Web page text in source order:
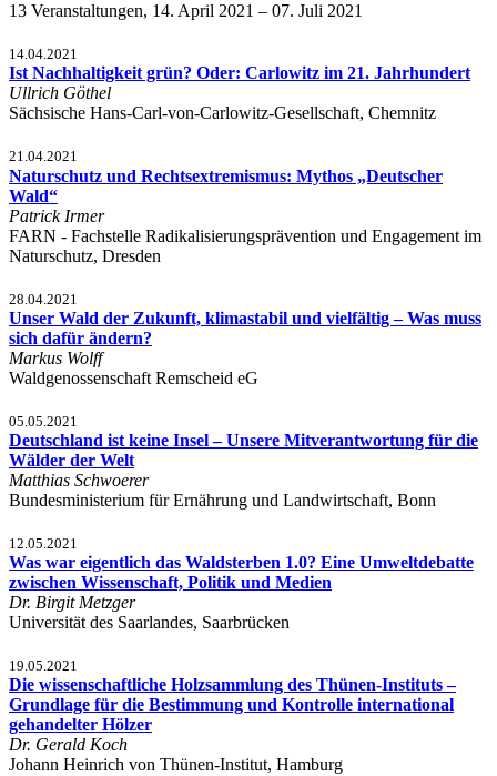
13 Veranstaltungen, 14. April 2021 – 07. Juli 2021
14.04.2021
Ist Nachhaltigkeit grün? Oder: Carlowitz im 21. Jahrhundert
Ullrich Göthel
Sächsische Hans-Carl-von-Carlowitz-Gesellschaft, Chemnitz
21.04.2021
Naturschutz und Rechtsextremismus: Mythos „Deutscher
Wald“
Patrick Irmer
FARN - Fachstelle Radikalisierungsprävention und Engagement im
Naturschutz, Dresden
28.04.2021
Unser Wald der Zukunft, klimastabil und vielfältig – Was muss
sich dafür ändern?
Markus Wolff
Waldgenossenschaft Remscheid eG
05.05.2021
Deutschland ist keine Insel – Unsere Mitverantwortung für die
Wälder der Welt
Matthias Schwoerer
Bundesministerium für Ernährung und Landwirtschaft, Bonn
12.05.2021
Was war eigentlich das Waldsterben 1.0? Eine Umweltdebatte
zwischen Wissenschaft, Politik und Medien
Dr. Birgit Metzger
Universität des Saarlandes, Saarbrücken
19.05.2021
Die wissenschaftliche Holzsammlung des Thünen-Instituts –
Grundlage für die Bestimmung und Kontrolle international
gehandelter Hölzer
Dr. Gerald Koch
Johann Heinrich von Thünen-Institut, Hamburg